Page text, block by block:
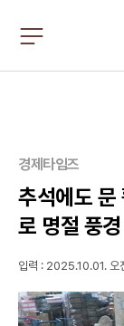
주
서
펼
치
기
경제타임즈
추석에도 문
로 명절 풍
입력 : 2025.10.01.